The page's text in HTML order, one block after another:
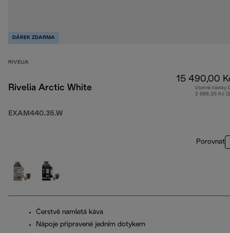
DÁREK ZDARMA
RIVELIA
Rivelia Arctic White
EXAM440.35.W
15 490,00
Včetně částky
2 688,35 Kč
Porovnat
Čerstvě namletá káva
Nápoje připravené jedním dotykem